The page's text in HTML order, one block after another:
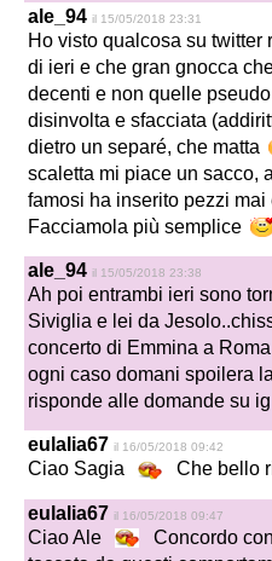
ale_94 il 15/05/2018 23:31
Ho visto qualcosa su twitter
di ieri e che gran gnocca
decenti e non quelle
disinvolta e sfacciata
dietro un separé, che matta
scaletta mi piace un sacco,
famosi ha inserito pezzi
Facciamola più semplice
ale_94 il 15/05/2018 23:38
Ah poi entrambi ieri sono
Siviglia e lei da
concerto di Emmina a
ogni caso domani spoilera
risponde alle domande su ig
eulalia67 il 16/05/2018 09:42
Ciao Sagia Che bello
eulalia67 il 16/05/2018 09:47
Ciao Ale
Concordo